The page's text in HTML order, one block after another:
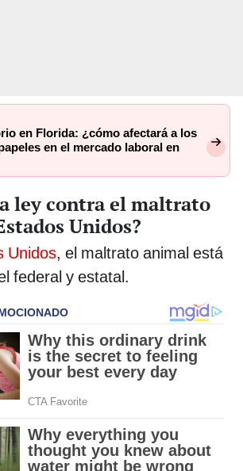
en Florida: ¿cómo afectará a los
en el mercado laboral en
ley contra el maltrato
Unidos?
Unidos, el maltrato animal está
federal y estatal.